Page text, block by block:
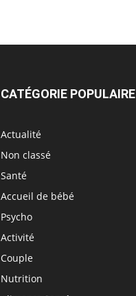
CATÉGORIE POPULAIRE
Actualité
Non classé
Santé
Accueil de bébé
Psycho
Activité
Couple
Nutrition